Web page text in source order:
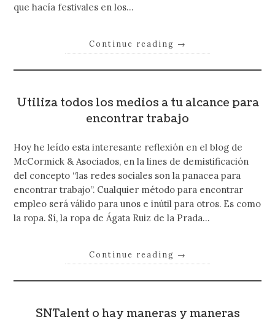
que hacía festivales en los…
Continue reading →
Utiliza todos los medios a tu alcance para
encontrar trabajo
Hoy he leído esta interesante reflexión en el blog de
McCormick & Asociados, en la lines de demistificación
del concepto “las redes sociales son la panacea para
encontrar trabajo”. Cualquier método para encontrar
empleo será válido para unos e inútil para otros. Es como
la ropa. Sí, la ropa de Ágata Ruiz de la Prada…
Continue reading →
SNTalent o hay maneras y maneras